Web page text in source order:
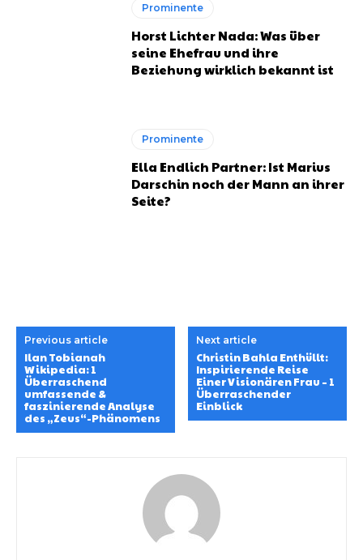
Prominente
Horst Lichter Nada: Was über
seine Ehefrau und ihre
Beziehung wirklich bekannt ist
Prominente
Ella Endlich Partner: Ist Marius
Darschin noch der Mann an ihrer
Seite?
Previous article
Ilan Tobianah
Wikipedia: 1
Überraschend
umfassende &
faszinierende Analyse
des „Zeus“-Phänomens
Next article
Christin Bahla Enthüllt:
Inspirierende Reise
Einer Visionären Frau – 1
Überraschender
Einblick